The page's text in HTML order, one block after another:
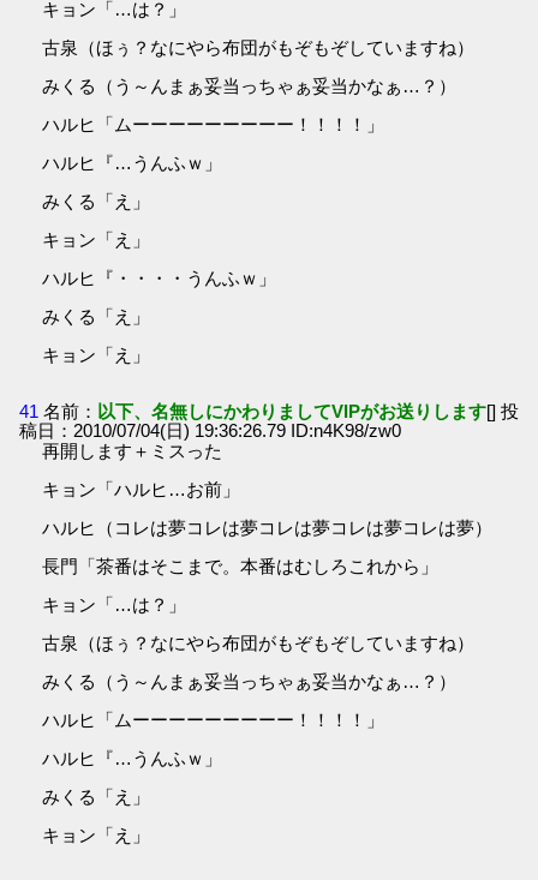
キョン「…は？」
古泉（ほぅ？なにやら布団がもぞもぞしていますね）
みくる（う～んまぁ妥当っちゃぁ妥当かなぁ…？）
ハルヒ「ムーーーーーーーーー！！！！」
ハルヒ『…うんふｗ」
みくる「え」
キョン「え」
ハルヒ『・・・・うんふｗ」
みくる「え」
キョン「え」
41 名前： 以下、名無しにかわりましてVIPがお送りします[] 投
稿日：2010/07/04(日) 19:36:26.79 ID:n4K98/zw0
再開します＋ミスった
キョン「ハルヒ…お前」
ハルヒ（コレは夢コレは夢コレは夢コレは夢コレは夢）
長門「茶番はそこまで。本番はむしろこれから」
キョン「…は？」
古泉（ほぅ？なにやら布団がもぞもぞしていますね）
みくる（う～んまぁ妥当っちゃぁ妥当かなぁ…？）
ハルヒ「ムーーーーーーーーー！！！！」
ハルヒ『…うんふｗ」
みくる「え」
キョン「え」